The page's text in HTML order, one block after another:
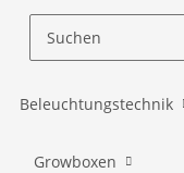
Beleuchtungstechnik
Growboxen